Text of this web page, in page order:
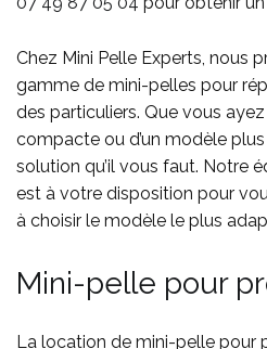
Chez Mini Pelle Experts, nous
gamme de mini-pelles pour
des particuliers. Que vous
compacte ou d’un modèle
solution qu’il vous faut. Notre
est à votre disposition pour
à choisir le modèle le plus
Mini-pelle pour
La location de mini-pelle pour